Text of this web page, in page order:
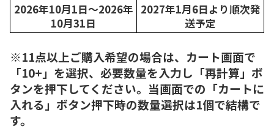
2026年10月1日～2026年
10月31日
2027年1月6日より順次発
送予定
※11点以上ご購入希望の場合は、カート画面で
「10+」を選択、必要数量を入力し「再計算」ボ
タンを押下してください。当画面での「カートに
入れる」ボタン押下時の数量選択は1個で結構で
す。